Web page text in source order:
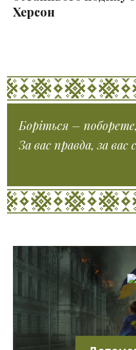
Херсон
Боріться –
За вас правда, за вас